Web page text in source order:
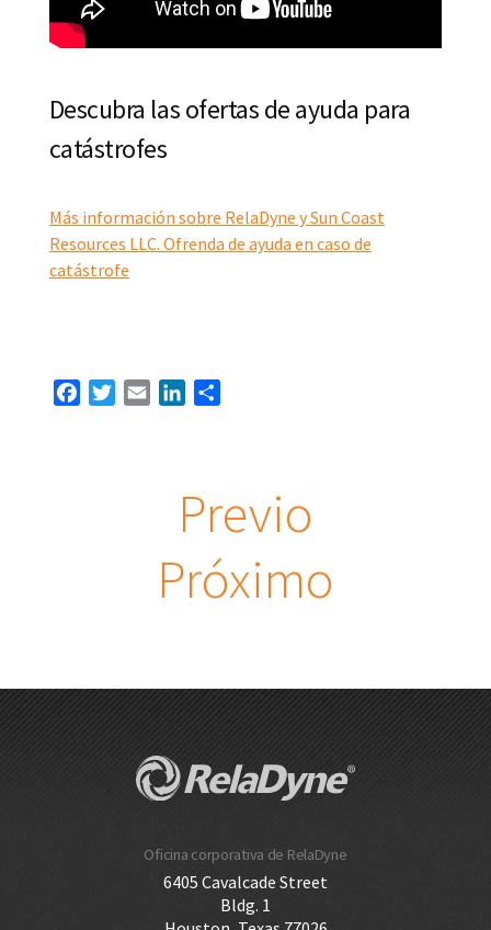
Descubra las ofertas de ayuda para
catástrofes
Más información sobre RelaDyne y Sun Coast
Resources LLC. Ofrenda de ayuda en caso de
catástrofe
FacebookTwitterEmail LinkedIn
Previo
Próximo
Oficina corporativa de RelaDyne
6405 Cavalcade Street
Bldg. 1